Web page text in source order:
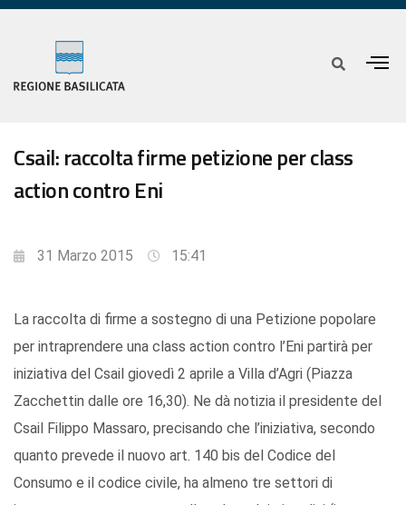
Csail: raccolta firme petizione per class
action contro Eni
31 Marzo 2015 15:41
La raccolta di firme a sostegno di una Petizione popolare
per intraprendere una class action contro l’Eni partirà per
iniziativa del Csail giovedì 2 aprile a Villa d’Agri (Piazza
Zacchettin dalle ore 16,30). Ne dà notizia il presidente del
Csail Filippo Massaro, precisando che l’iniziativa, secondo
quanto prevede il nuovo art. 140 bis del Codice del
Consumo e il codice civile, ha almeno tre settori di